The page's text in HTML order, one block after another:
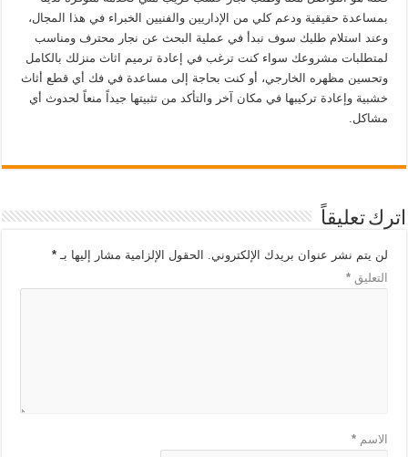
بمساعدة حقيقية ودعم كلي من الإداريين والفنيين الخبراء في هذا المجال،
وعند استلام طلبك سوف نبدأ في عملية البحث عن نجار محترف ومناسب
لمتطلبات مشروعك سواء كنت ترغب في إعادة ترميم اثاث منزلك بالكامل
وتحسين مظهره الخارجي، أو كنت بحاجة إلى مساعدة في فك أي قطع أثاث
خشبية وإعادة تركيبها في مكان آخر والتأكد من تثبيتها جيداً منعاً لحدوث أي
مشاكل.
اترك تعليقاً
لن يتم نشر عنوان بريدك الإلكتروني. الحقول الإلزامية مشار إليها بـ*
التعليق*
الاسم*